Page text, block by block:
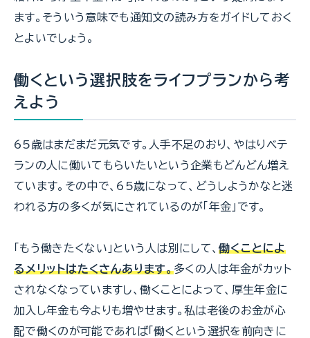
ます。そういう意味でも通知文の読み方をガイドしておく
とよいでしょう。
働くという選択肢をライフプランから考
えよう
65歳はまだまだ元気です。人手不足のおり、やはりベテ
ランの人に働いてもらいたいという企業もどんどん増え
ています。その中で、65歳になって、どうしようかなと迷
われる方の多くが気にされているのが「年金」です。
「もう働きたくない」という人は別にして、働くことによ
るメリットはたくさんあります。多くの人は年金がカット
されなくなっていますし、働くことによって、厚生年金に
加入し年金も今よりも増やせます。私は老後のお金が心
配で働くのが可能であれば「働くという選択を前向きに